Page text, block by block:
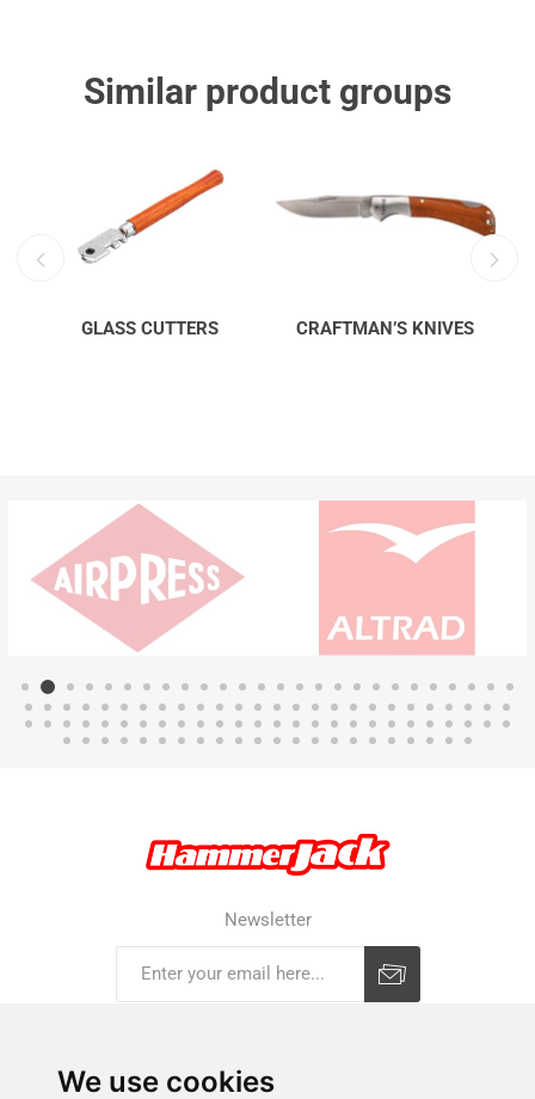
We use cookies
Similar product groups
GLASS CUTTERS CRAFTMAN’S KNIVES
Newsletter